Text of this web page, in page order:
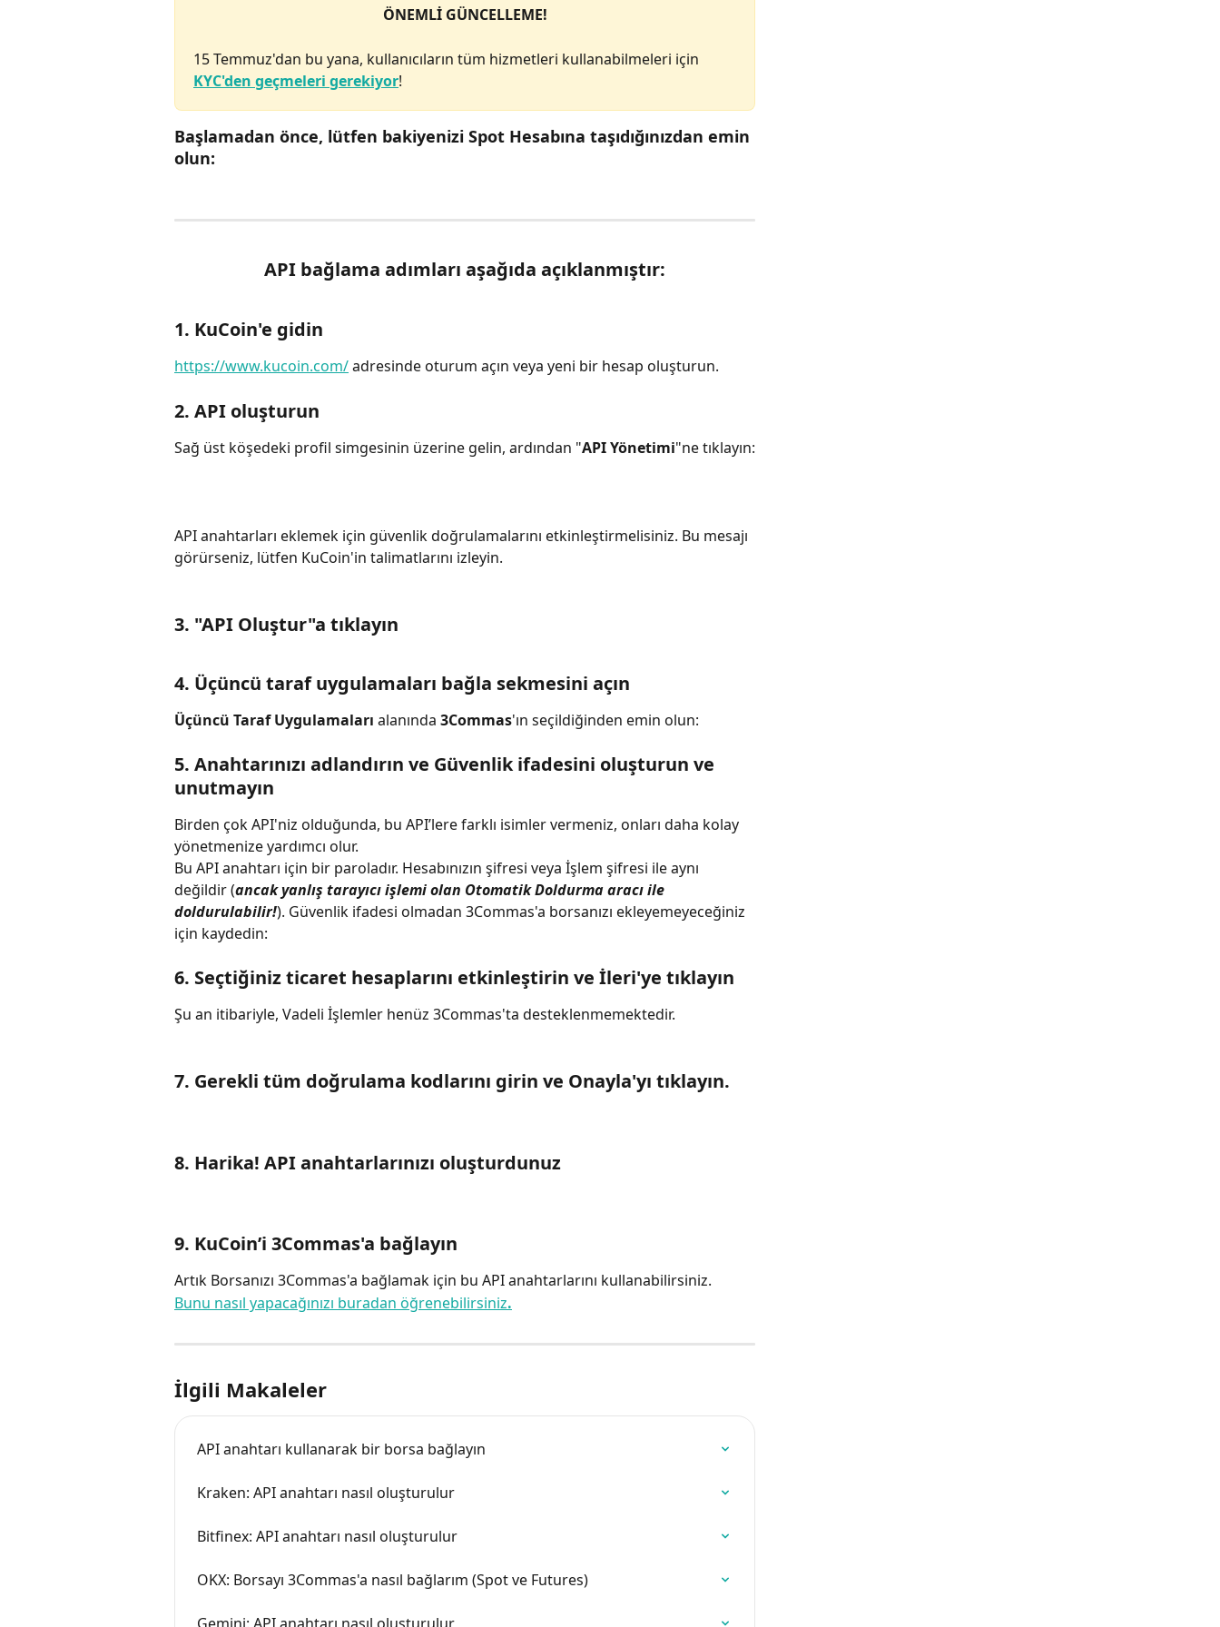
ÖNEMLİ GÜNCELLEME!
15 Temmuz'dan bu yana, kullanıcıların tüm hizmetleri kullanabilmeleri için
KYC'den geçmeleri gerekiyor!
Başlamadan önce, lütfen bakiyenizi Spot Hesabına taşıdığınızdan emin
olun:
API bağlama adımları aşağıda açıklanmıştır:
1. KuCoin'e gidin
https://www.kucoin.com/ adresinde oturum açın veya yeni bir hesap oluşturun.
2. API oluşturun
Sağ üst köşedeki profil simgesinin üzerine gelin, ardından "API Yönetimi"ne tıklayın:
API anahtarları eklemek için güvenlik doğrulamalarını etkinleştirmelisiniz. Bu mesajı
görürseniz, lütfen KuCoin'in talimatlarını izleyin.
3. "API Oluştur"a tıklayın
4. Üçüncü taraf uygulamaları bağla sekmesini açın
Üçüncü Taraf Uygulamaları alanında 3Commas'ın seçildiğinden emin olun:
5. Anahtarınızı adlandırın ve Güvenlik ifadesini oluşturun ve
unutmayın
Birden çok API'niz olduğunda, bu API’lere farklı isimler vermeniz, onları daha kolay
yönetmenize yardımcı olur.
Bu API anahtarı için bir paroladır. Hesabınızın şifresi veya İşlem şifresi ile aynı
değildir (ancak yanlış tarayıcı işlemi olan Otomatik Doldurma aracı ile
doldurulabilir!). Güvenlik ifadesi olmadan 3Commas'a borsanızı ekleyemeyeceğiniz
için kaydedin:
6. Seçtiğiniz ticaret hesaplarını etkinleştirin ve İleri'ye tıklayın
Şu an itibariyle, Vadeli İşlemler henüz 3Commas'ta desteklenmemektedir.
7. Gerekli tüm doğrulama kodlarını girin ve Onayla'yı tıklayın.
8. Harika! API anahtarlarınızı oluşturdunuz
9. KuCoin’i 3Commas'a bağlayın
Artık Borsanızı 3Commas'a bağlamak için bu API anahtarlarını kullanabilirsiniz.
Bunu nasıl yapacağınızı buradan öğrenebilirsiniz.
İlgili Makaleler
API anahtarı kullanarak bir borsa bağlayın
Kraken: API anahtarı nasıl oluşturulur
Bitfinex: API anahtarı nasıl oluşturulur
OKX: Borsayı 3Commas'a nasıl bağlarım (Spot ve Futures)